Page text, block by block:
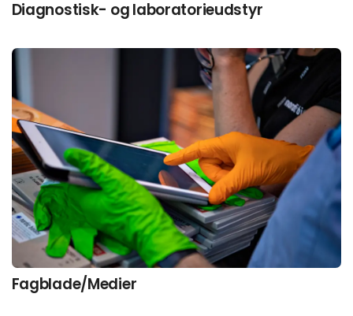
Diagnostisk- og laboratorieudstyr
Fagblade/Medier